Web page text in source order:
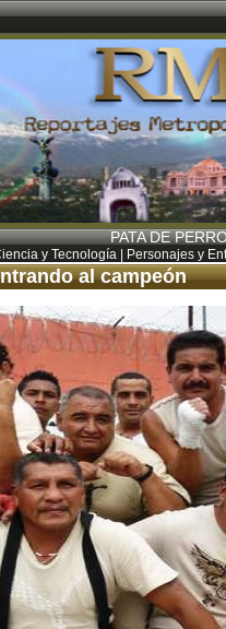
PATA DE
y Tecnología Personajes y
al campeón